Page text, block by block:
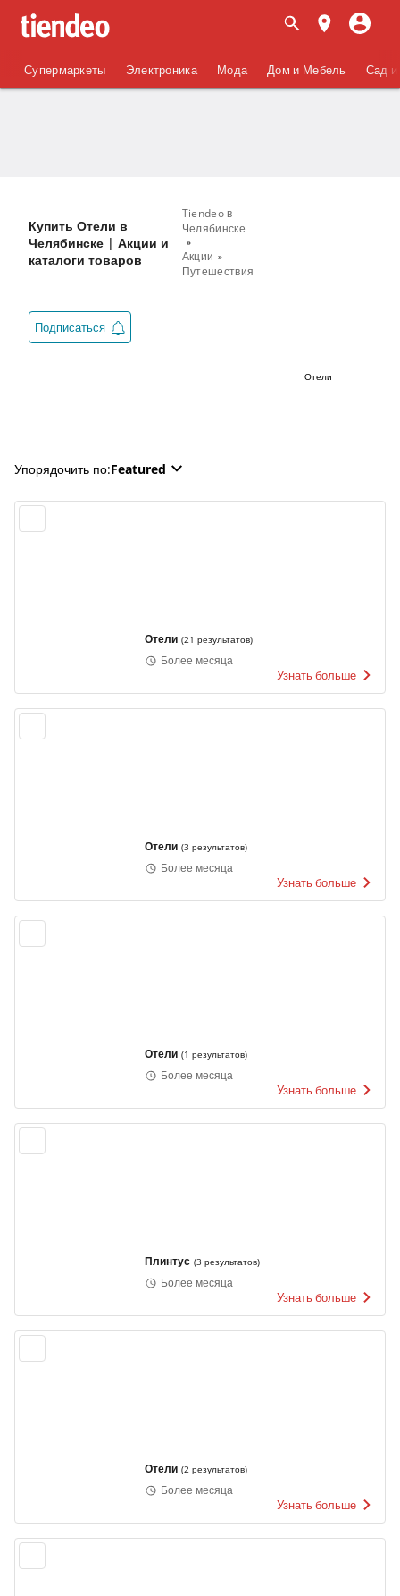
Супермаркеты Электроника Мода Дом и Мебель Сад и
Отели
Tiendeo в
Челябинске
Акции
Путешествия
Купить Отели в
Челябинске | Акции и
каталоги товаров
Подписаться
Упорядочить по:Featured
Отели (21 результатов)
Более месяца
Узнать больше
Отели (3 результатов)
Более месяца
Узнать больше
Отели (1 результатов)
Более месяца
Узнать больше
Плинтус (3 результатов)
Более месяца
Узнать больше
Отели (2 результатов)
Более месяца
Узнать больше